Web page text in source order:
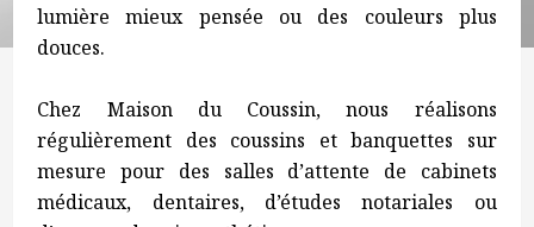
lumière mieux pensée ou des couleurs plus
douces.
Chez Maison du Coussin, nous réalisons
régulièrement des coussins et banquettes sur
mesure pour des salles d’attente de cabinets
médicaux, dentaires, d’études notariales ou